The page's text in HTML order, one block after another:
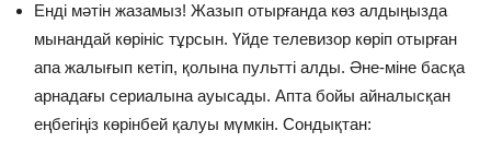
Енді мәтін жазамыз! Жазып отырғанда көз алдыңызда
мынандай көрініс тұрсын. Үйде телевизор көріп отырған
апа жалығып кетіп, қолына пультті алды. Әне-міне басқа
арнадағы сериалына ауысады. Апта бойы айналысқан
еңбегіңіз көрінбей қалуы мүмкін. Сондықтан: